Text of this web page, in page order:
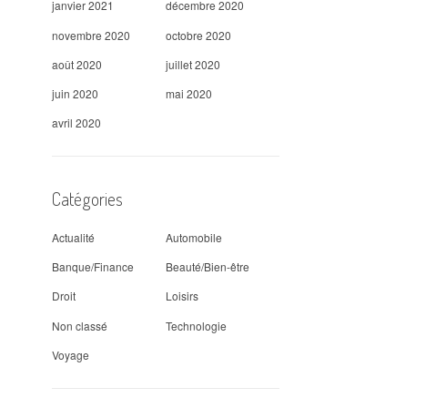
janvier 2021
décembre 2020
novembre 2020
octobre 2020
août 2020
juillet 2020
juin 2020
mai 2020
avril 2020
Catégories
Actualité
Automobile
Banque/Finance
Beauté/Bien-être
Droit
Loisirs
Non classé
Technologie
Voyage